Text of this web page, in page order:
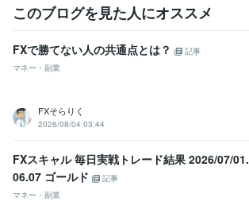
このブログを見た人にオススメ
FXで勝てない人の共通点とは？
記事
マネー・副業
FXそらりく
2026/08/04 03:44
FXスキャル 毎日実戦トレード結果 2026/07/01.
06.07 ゴールド
記事
マネー・副業